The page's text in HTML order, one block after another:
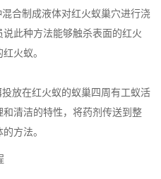
混合制成液体对红火蚁巢穴进行浇
此种方法能够触杀表面的红火
火蚁。
放在红火蚁的蚁巢四周有工蚁活
和清洁的特性，将药剂传送到整
方法。